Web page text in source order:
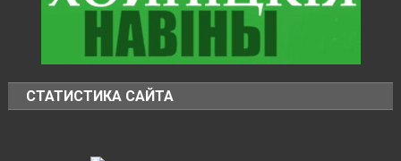
СТАТИСТИКА САЙТА